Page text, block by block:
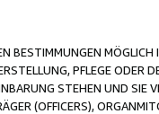
MÖGLICH
PFLEGE ODER
STEHEN UND SIE
(OFFICERS),